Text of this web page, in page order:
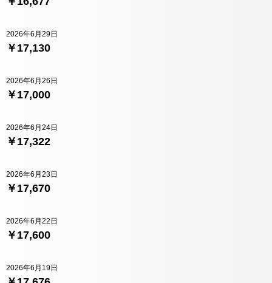
￥17,130
2026年6月29日
￥17,000
2026年6月26日
￥17,322
2026年6月24日
￥17,670
2026年6月23日
￥17,600
2026年6月22日
2026年6月19日